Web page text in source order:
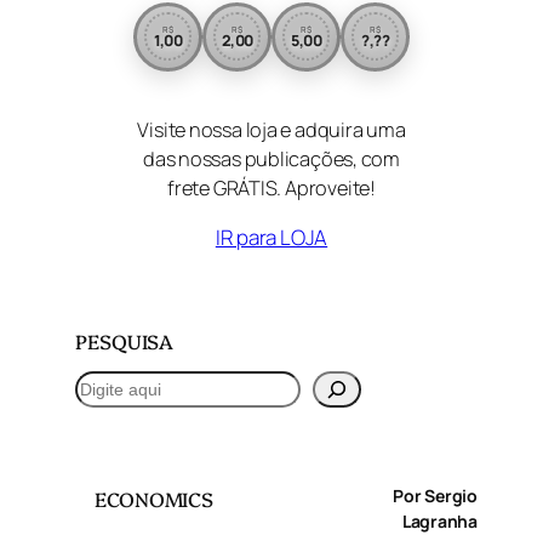
R$
1,00
R$
2,00
R$
5,00
R$
?,??
Visite nossa loja e adquira uma
das nossas publicações, com
frete GRÁTIS. Aproveite!
IR para LOJA
PESQUISA
P
e
ECONOMICS
Por Sergio
Lagranha